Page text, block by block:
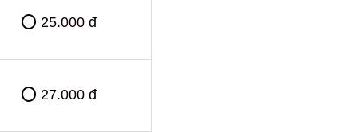
⭕ 25.000 đ
⭕ 27.000 đ